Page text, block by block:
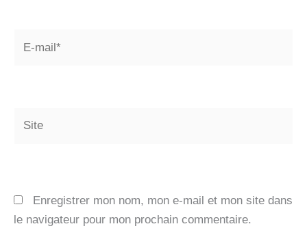
Enregistrer mon nom, mon e-mail et mon site dans
le navigateur pour mon prochain commentaire.